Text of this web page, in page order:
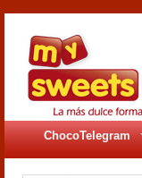
ChocoTelegram